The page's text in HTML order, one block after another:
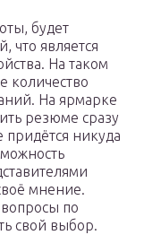
будет
что является
На таком
количество
На ярмарке
резюме сразу
никуда
мнение.
по
свой выбор.